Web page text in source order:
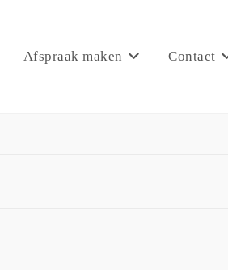
Afspraak maken Contact